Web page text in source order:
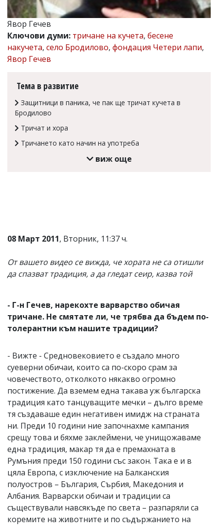
Коментарите
под
статиите
се
въвеждат
от
читателите
носи
отговорност
тях!
Ако
откриете
Явор Гечев
Ключови думи: тричане на кучета, бесене
накучета, село Бродилово, фондация Четери лапи,
Явор Гечев
Тема в развитие
Защитници в паника, че пак ще тричат кучета в
Бродилово
Тричат и хора
Тричането като начин на употреба
виж още
08 Март 2011, Вторник, 11:37 ч.
От вашето видео се вижда, че хората не са отишли
да спазват традиция, а да гледат сеир, казва той
- Г-н Гечев, нарекохте варварство обичая
тричане. Не смятате ли, че трябва да бъдем по-
толерантни към нашите традиции?
- Вижте - Средновековието е създало много
суеверни обичаи, които са по-скоро срам за
човечеството, отколкото някакво огромно
постижение. Да вземем една такава уж българска
традиция като танцуващите мечки – дълго време
тя създаваше един негативен имидж на страната
ни. Преди 10 години ние започнахме кампания
срещу това и бяхме заклеймени, че унищожаваме
една традиция, макар тя да е премахната в
Румъния преди 150 години със закон. Така е и в
цяла Европа, с изключение на Балканския
полуостров – България, Сърбия, Македония и
Албания. Варварски обичаи и традиции са
съществували навсякъде по света – разпаряли са
коремите на животните и по съдържанието на